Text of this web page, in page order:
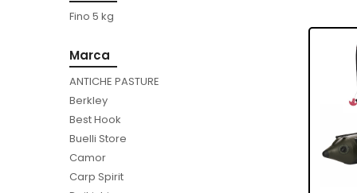
Fino 5 kg
Marca
ANTICHE PASTURE
Berkley
Best Hook
Buelli Store
Camor
Carp Spirit